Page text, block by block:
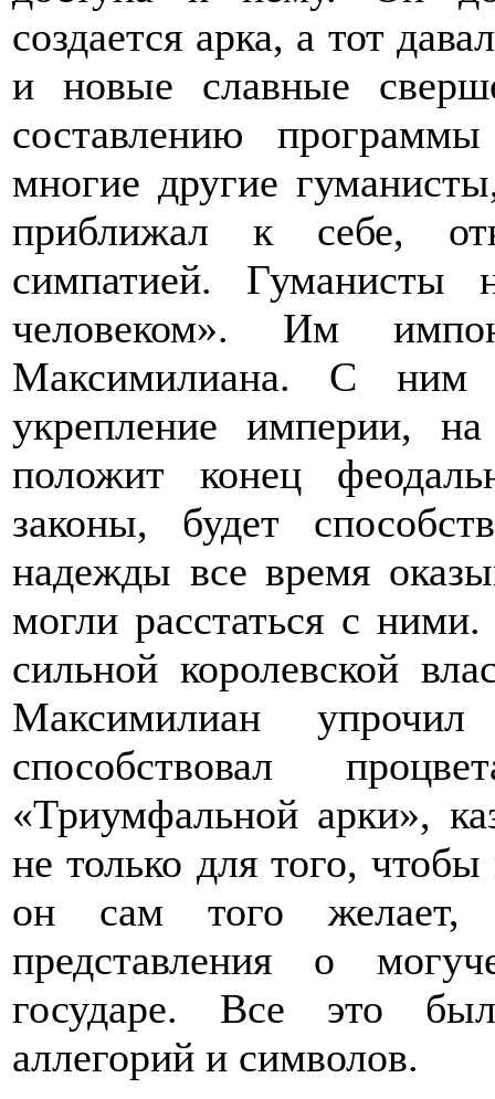
создается арка, а тот
и новые славные
составлению
многие другие
приближал к себе,
симпатией. Гуманисты
человеком». Им
Максимилиана. С ним
укрепление империи,
положит конец
законы, будет
надежды все время
могли расстаться с
сильной королевской
Максимилиан
способствовал
«Триумфальной арки»,
не только для того,
он сам того
представления о
государе. Все это
аллегорий и символов.